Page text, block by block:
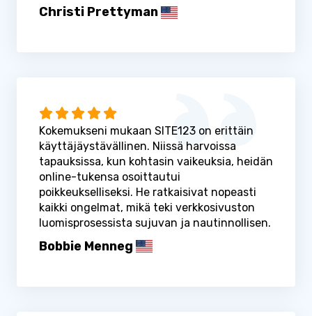
Christi Prettyman
Kokemukseni mukaan SITE123 on erittäin
käyttäjäystävällinen. Niissä harvoissa
tapauksissa, kun kohtasin vaikeuksia, heidän
online-tukensa osoittautui
poikkeukselliseksi. He ratkaisivat nopeasti
kaikki ongelmat, mikä teki verkkosivuston
luomisprosessista sujuvan ja nautinnollisen.
Bobbie Menneg